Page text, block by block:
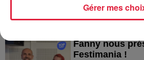
Wettolsheim !
Fanny nous
Festimania !
Gérer mes